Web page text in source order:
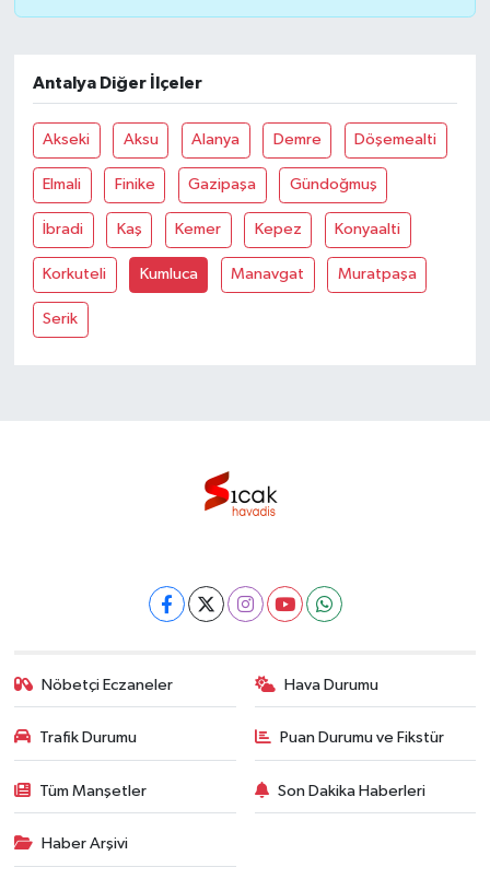
Antalya Diğer İlçeler
Akseki Aksu Alanya Demre Döşemealti
Elmali Finike Gazipaşa Gündoğmuş
İbradi Kaş Kemer Kepez Konyaalti
Korkuteli Kumluca Manavgat Muratpaşa
Serik
Nöbetçi Eczaneler Hava Durumu
Trafik Durumu Puan Durumu ve Fikstür
Tüm Manşetler Son Dakika Haberleri
Haber Arşivi